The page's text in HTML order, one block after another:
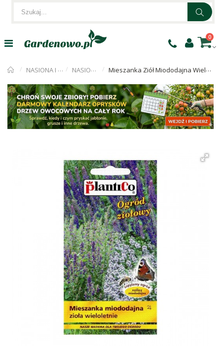
0
NASIONA I CEBULKI NASIONA ZIÓŁ Mieszanka Ziół Miododajna Wieloletnia1g PlantiCo